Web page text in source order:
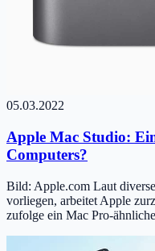
05.03.2022
Apple Mac Studio:
Computers?
Bild: Apple.com Laut
vorliegen, arbeitet Apple
zufolge ein Mac Pro-